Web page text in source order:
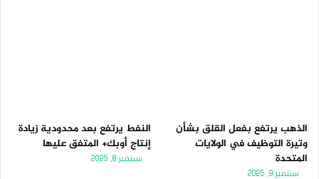
الذهب يرتفع بفعل القلق بشأن
وتيرة التوظيف في الولايات
المتحدة
سبتمبر 9, 2025
النفط يرتفع بعد محدودية زيادة
إنتاج أوبك+ المتفق عليها
سبتمبر 8, 2025